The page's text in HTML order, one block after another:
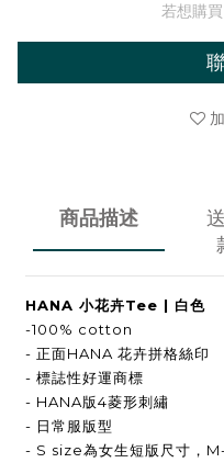
若想購買
商品描述
HANA 小花卉Tee | 白色
-100% cotton
- 正面HANA 花卉拼格絲印
- 標誌性好運商標
- HANA版4菱形刺繡
- 日常服版型
- S size為女生短版尺寸，